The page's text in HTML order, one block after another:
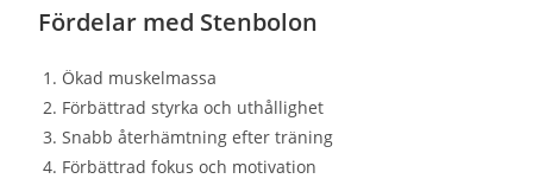
Fördelar med Stenbolon
Ökad muskelmassa
Förbättrad styrka och uthållighet
Snabb återhämtning efter träning
Förbättrad fokus och motivation